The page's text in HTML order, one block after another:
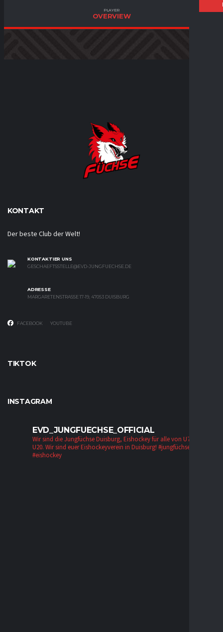
PLAYER
OVERVIEW
KONTAKT
Der beste Club der Welt!
KONTAKTIER UNS
GESCHAEFTSSTELLE@EVD-JUNGFUECHSE.DE
ADRESSE
MARGARETENSTRASSE 17-19, 47053 DUISBURG
FACEBOOK YOUTUBE
TIKTOK
INSTAGRAM
EVD_JUNGFUECHSE_OFFICIAL
Wir sind die Jungfüchse Duisburg, Eishockey für alle von U7 bis zur
U20. Wir sind euer Eishockeyverein in Duisburg! #jungfüchse #evd
#eishockey